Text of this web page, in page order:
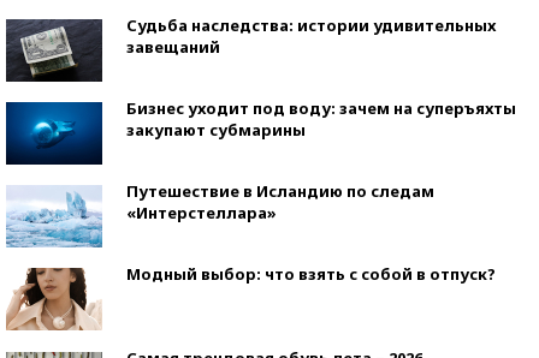
Судьба наследства: истории удивительных
завещаний
Бизнес уходит под воду: зачем на суперъяхты
закупают субмарины
Путешествие в Исландию по следам
«Интерстеллара»
Модный выбор: что взять с собой в отпуск?